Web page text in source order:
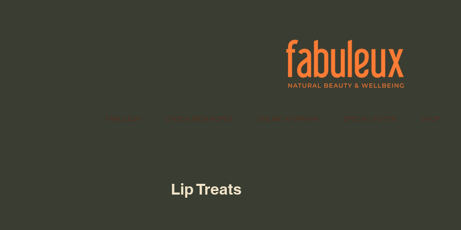
FABULEUX CADEAUBON KOPEN ONLINE AFSPRAAK SPECIALITEITEN SHOP
Lip Treats